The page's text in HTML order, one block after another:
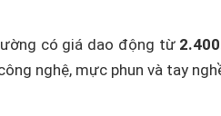
có giá dao động từ
nghệ, mực phun và tay